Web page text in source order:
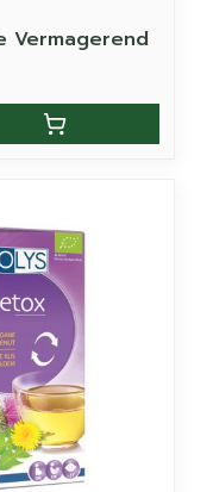
Vermagerend